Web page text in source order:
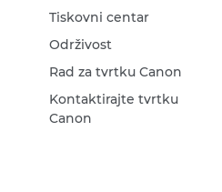
Tiskovni centar
Održivost
Rad za tvrtku Canon
Kontaktirajte tvrtku
Canon